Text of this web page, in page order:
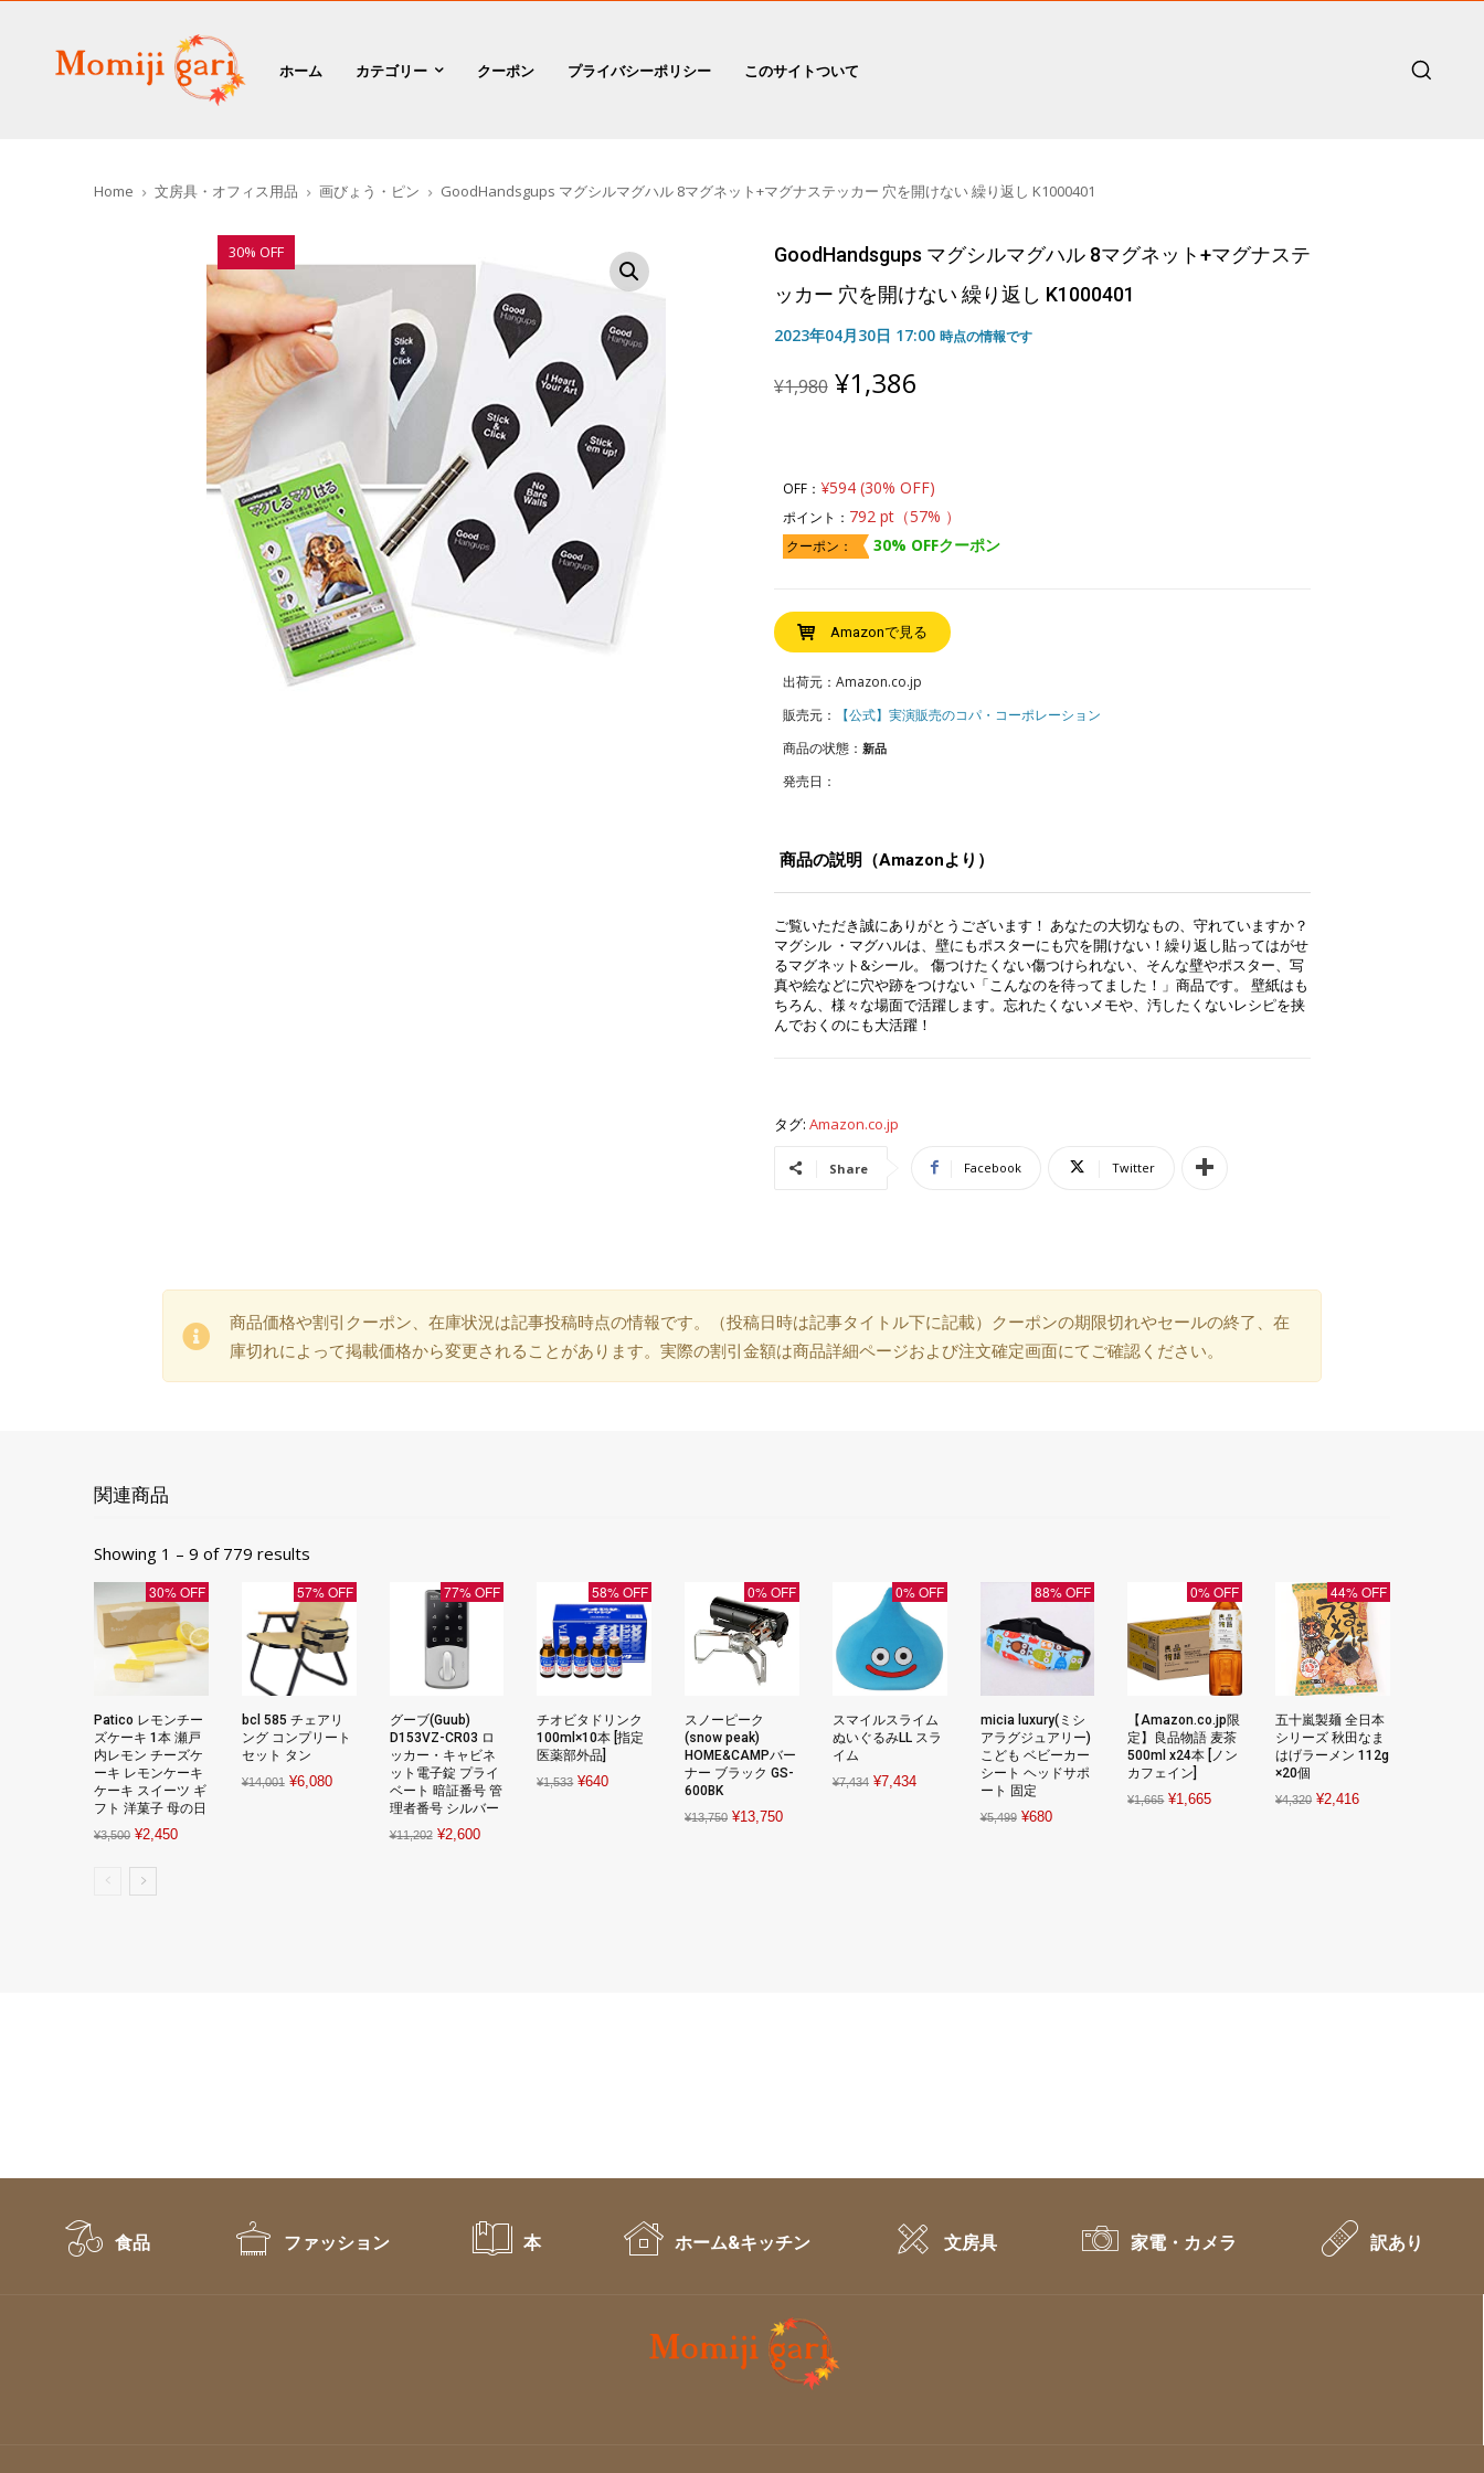
ホーム カテゴリー クーポン プライバシーポリシー このサイトついて
Home 文房具・オフィス用品 画びょう・ピン GoodHandsgups マグシルマグハル 8マグネット+マグナステッカー 穴を開けない 繰り返し K1000401
30% OFF
GoodHandsgups マグシルマグハル 8マグネット+マグナステ
ッカー 穴を開けない 繰り返し K1000401
2023年04月30日 17:00 時点の情報です
¥1,980 Original
price
¥1,386
OFF： ¥594 (30% OFF)
ポイント： 792 pt（57% ）
クーポン： 30% OFFクーポン
Amazonで見る
出荷元：Amazon.co.jp
販売元：
【公式】実演販売のコパ・コーポレーション
商品の状態： 新品
発売日：
商品の説明（Amazonより）
ご覧いただき誠にありがとうございます！ あなたの大切なもの、守れていますか？
マグシル ・マグハルは、壁にもポスターにも穴を開けない！繰り返し貼ってはがせ
るマグネット&シール。 傷つけたくない傷つけられない、そんな壁やポスター、写
真や絵などに穴や跡をつけない「こんなのを待ってました！」商品です。 壁紙はも
ちろん、様々な場面で活躍します。忘れたくないメモや、汚したくないレシピを挟
んでおくのにも大活躍！
タグ: Amazon.co.jp
Share Facebook Twitter
商品価格や割引クーポン、在庫状況は記事投稿時点の情報です。（投稿日時は記事タイトル下に記載）クーポンの期限切れやセールの終了、在
庫切れによって掲載価格から変更されることがあります。実際の割引金額は商品詳細ページおよび注文確定画面にてご確認ください。
関連商品
Showing 1 – 9 of 779 results
30% OFF
Patico レモンチー
ズケーキ 1本 瀬戸
内レモン チーズケ
ーキ レモンケーキ
ケーキ スイーツ ギ
フト 洋菓子 母の日
¥3,500 Original
was:
¥2,450Current
57% OFF
bcl 585 チェアリ
ング コンプリート
セット タン
¥14,001 Original
¥6,080Current
77% OFF
グーブ(Guub)
D153VZ-CR03 ロ
ッカー・キャビネ
ット電子錠 プライ
ベート 暗証番号 管
理者番号 シルバー
¥11,202 Original
¥2,600Current
58% OFF
チオビタドリンク
100ml×10本 [指定
医薬部外品]
¥1,533 Original
¥640Current
0% OFF
スノーピーク
(snow peak)
HOME&CAMPバー
ナー ブラック GS-
600BK
¥13,750 Original
¥13,750Current
0% OFF
スマイルスライム
ぬいぐるみLL スラ
イム
¥7,434 Original
¥7,434Current
88% OFF
micia luxury(ミシ
アラグジュアリー)
こども ベビーカー
シート ヘッドサポ
ート 固定
¥5,499 Original
¥680Current
0% OFF
【Amazon.co.jp限
定】良品物語 麦茶
500ml x24本 [ノン
カフェイン]
¥1,665 Original
¥1,665Current
44% OFF
五十嵐製麺 全日本
シリーズ 秋田なま
はげラーメン 112g
×20個
¥4,320 Original
¥2,416Current
食品 ファッション 本 ホーム&キッチン 文房具 家電・カメラ 訳あり